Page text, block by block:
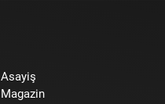
Asayiş
Magazin